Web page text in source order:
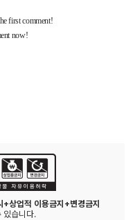
상업적 이용금지+변경금지
있습니다.